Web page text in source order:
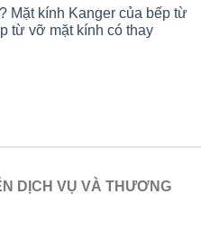
Mặt kính Kanger của bếp từ
từ vỡ mặt kính có thay
DỊCH VỤ VÀ THƯƠNG